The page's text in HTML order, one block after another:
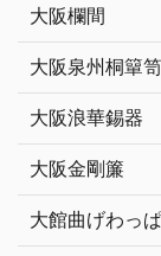
大阪欄間
大阪泉州桐簞笥
大阪浪華錫器
大阪金剛簾
大館曲げわっぱ